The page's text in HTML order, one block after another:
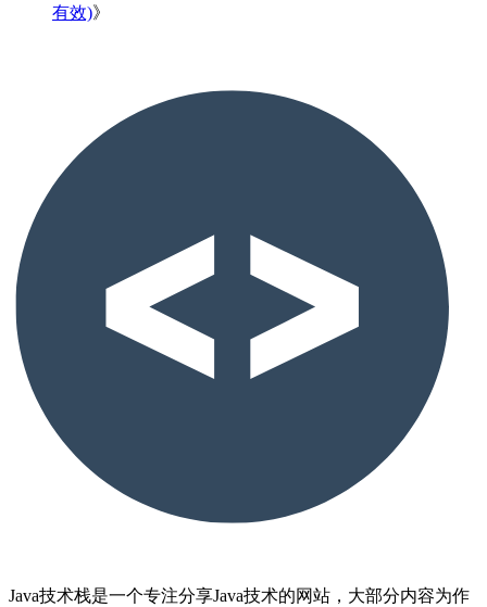
有效)》
Java技术栈是一个专注分享Java技术的网站，大部分内容为作